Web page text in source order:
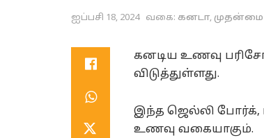
ஐப்பசி 18, 2024 வகை: கனடா,முதன்மை
கனடிய உணவு
விடுத்துள்ளது.
இந்த ஜெல்லி போர்க்,
உணவு வகையாகும்.